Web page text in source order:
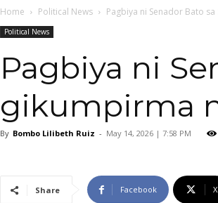
Home Political News Pagbiya ni Senador Bato
Political News
Pagbiya ni
gikumpirma
By Bombo Lilibeth Ruiz - May 14, 2026 | 7:58 PM
Share Facebook X